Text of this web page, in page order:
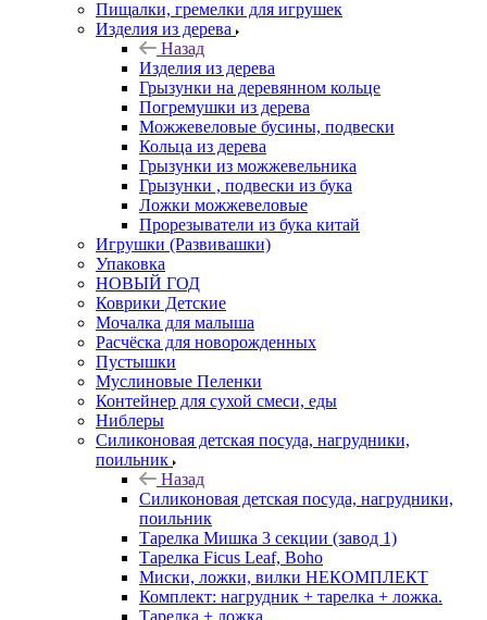
Пищалки, гремелки для игрушек
Изделия из дерева
Назад
Изделия из дерева
Грызунки на деревянном кольце
Погремушки из дерева
Можжевеловые бусины, подвески
Кольца из дерева
Грызунки из можжевельника
Грызунки , подвески из бука
Ложки можжевеловые
Прорезыватели из бука китай
Игрушки (Развивашки)
Упаковка
НОВЫЙ ГОД
Коврики Детские
Мочалка для малыша
Расчёска для новорожденных
Пустышки
Муслиновые Пеленки
Контейнер для сухой смеси, еды
Ниблеры
Силиконовая детская посуда, нагрудники,
поильник
Назад
Силиконовая детская посуда, нагрудники,
поильник
Тарелка Мишка 3 секции (завод 1)
Тарелка Ficus Leaf, Boho
Миски, ложки, вилки НЕКОМПЛЕКТ
Комплект: нагрудник + тарелка + ложка.
Тарелка + ложка